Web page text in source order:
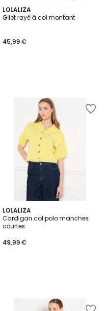
LOLALIZA
Gilet rayé à col montant
45,99 €
LOLALIZA
Cardigan col polo manches
courtes
49,99 €